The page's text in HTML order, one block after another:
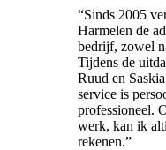
“Sinds 2005
Harmelen de
bedrijf, zowel
Tijdens de
Ruud en
service is
professioneel.
werk, kan ik
rekenen.”